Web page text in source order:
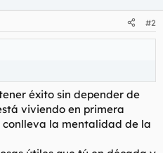
#2
éxito sin depender de
viviendo en primera
la mentalidad de la